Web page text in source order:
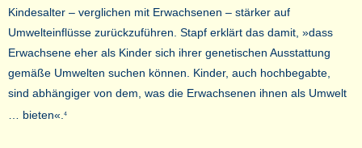
Kindesalter – verglichen mit Erwachsenen – stärker auf
Umwelteinflüsse zurückzuführen. Stapf erklärt das damit, »dass
Erwachsene eher als Kinder sich ihrer genetischen Ausstattung
gemäße Umwelten suchen können. Kinder, auch hochbegabte,
sind abhängiger von dem, was die Erwachsenen ihnen als Umwelt
… bieten«.
4